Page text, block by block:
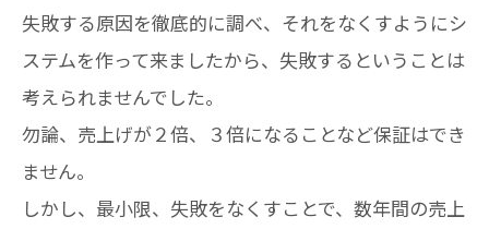
失敗する原因を徹底的に調べ、それをなくすようにシ
ステムを作って来ましたから、失敗するということは
考えられませんでした。
勿論、売上げが２倍、３倍になることなど保証はでき
ません。
しかし、最小限、失敗をなくすことで、数年間の売上